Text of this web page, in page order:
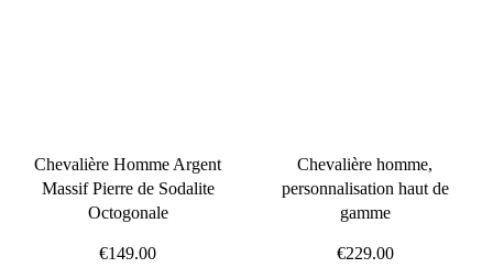
Chevalière Homme Argent
Massif Pierre de Sodalite
Octogonale
€149.00
Chevalière homme,
personnalisation haut de
gamme
€229.00